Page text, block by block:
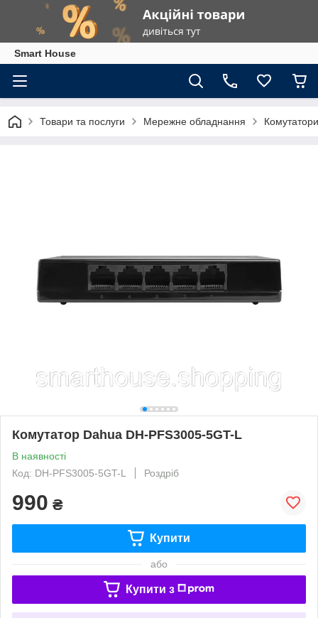
Smart House
Товари та послуги Мережне обладнання Комутатори
Комутатор Dahua DH-PFS3005-5GT-L
В наявності
Код: DH-PFS3005-5GT-L
Роздріб
990 ₴
Купити
або
Купити з